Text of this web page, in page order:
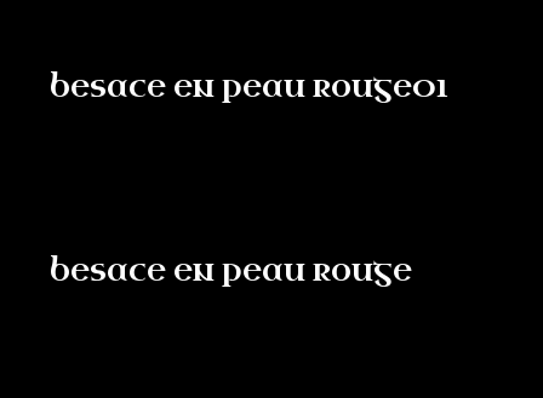
besace en peau rouge01
besace en peau rouge